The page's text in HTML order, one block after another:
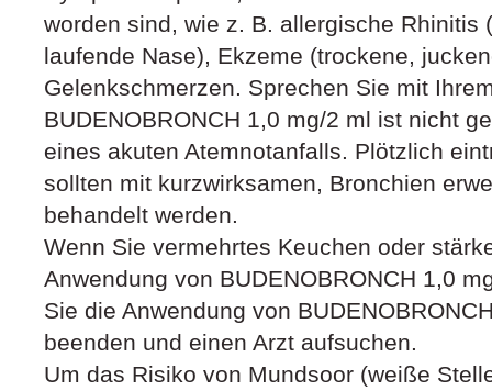
worden sind, wie z. B. allergische Rhinitis
laufende Nase), Ekzeme (trockene,
Gelenkschmerzen. Sprechen Sie mit
BUDENOBRONCH 1,0 mg/2 ml ist nicht
eines akuten Atemnotanfalls. Plötzlich
sollten mit kurzwirksamen, Bronchien
behandelt werden.
Wenn Sie vermehrtes Keuchen oder
Anwendung von BUDENOBRONCH 1,0
Sie die Anwendung von
beenden und einen Arzt aufsuchen.
Um das Risiko von Mundsoor (weiße